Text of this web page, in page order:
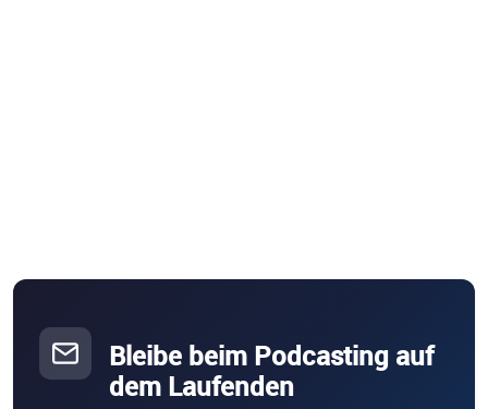
Bleibe beim Podcasting auf
dem Laufenden